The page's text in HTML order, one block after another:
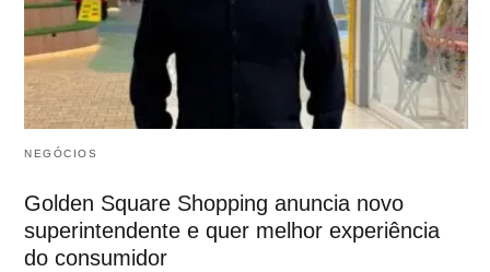
NEGÓCIOS
Golden Square Shopping anuncia novo
superintendente e quer melhor experiência
do consumidor